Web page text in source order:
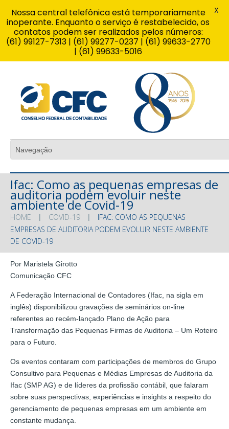
Ifac: Como as pequenas empresas de
auditoria podem evoluir neste
ambiente de Covid-19
HOME COVID-19
IFAC: COMO AS PEQUENAS
EMPRESAS DE AUDITORIA PODEM EVOLUIR NESTE AMBIENTE
DE COVID-19
Por Maristela Girotto
Comunicação CFC
A Federação Internacional de Contadores (Ifac, na sigla em
inglês) disponibilizou gravações de seminários on-line
referentes ao recém-lançado Plano de Ação para
Transformação das Pequenas Firmas de Auditoria – Um Roteiro
para o Futuro.
Os eventos contaram com participações de membros do Grupo
Consultivo para Pequenas e Médias Empresas de Auditoria da
Ifac (SMP AG) e de líderes da profissão contábil, que falaram
sobre suas perspectivas, experiências e insights a respeito do
gerenciamento de pequenas empresas em um ambiente em
constante mudança.
Nossa central telefônica está temporariamente
inoperante. Enquanto o serviço é restabelecido, os
contatos podem ser realizados pelos números:
(61) 99127-7313 | (61) 99277-0237 | (61) 99633-2770
| (61) 99633-5016
X